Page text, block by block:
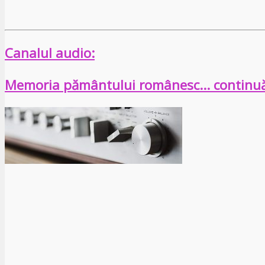
Canalul audio:
Memoria pământului românesc…